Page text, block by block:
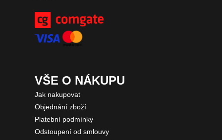
VŠE O NÁKUPU
Jak nakupovat
Objednání zboží
Platební podmínky
Odstoupení od smlouvy